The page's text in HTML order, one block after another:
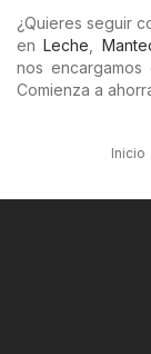
¿Quieres seguir
enLeche
nos
Comienza a
Inicio